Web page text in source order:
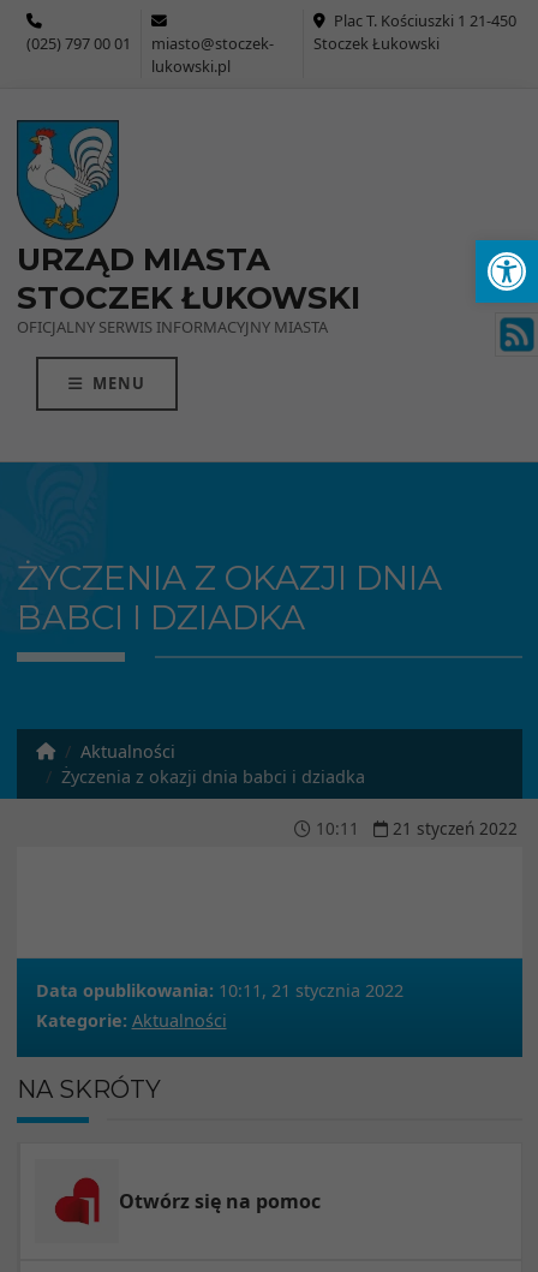
(025) 797 00 01
miasto@stoczek-
lukowski.pl
Plac T. Kościuszki 1 21-450
Stoczek Łukowski
URZĄD MIASTA
STOCZEK ŁUKOWSKI
OFICJALNY SERWIS INFORMACYJNY MIASTA
MENU
ŻYCZENIA Z OKAZJI DNIA
BABCI I DZIADKA
Aktualności
Życzenia z okazji dnia babci i dziadka
10:11 21 styczeń 2022
Data opublikowania: 10:11, 21 stycznia 2022
Kategorie: Aktualności
NA SKRÓTY
Otwórz się na pomoc